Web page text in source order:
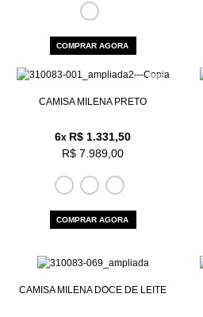
COMPRAR AGORA
CAMISA MILENA PRETO
6x R$ 1.331,50
R$ 7.989,00
COMPRAR AGORA
CAMISA MILENA DOCE DE LEITE